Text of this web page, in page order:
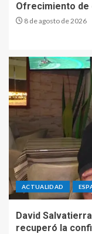
Ofrecimiento
8 de agosto de 2026
ACTUALIDAD
David
recuperó la